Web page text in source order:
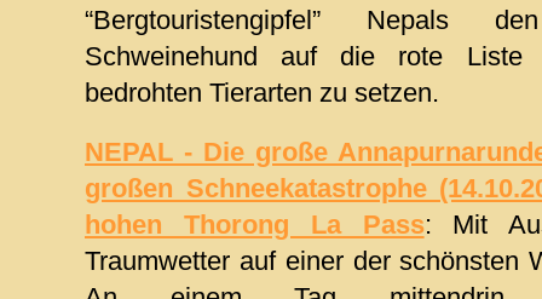
“Bergtouristengipfel” Nepals
Schweinehund auf die rote Liste
bedrohten Tierarten zu setzen.
NEPAL - Die große
großen Schneekatastrophe
hohen Thorong La Pass: Mit
Traumwetter auf einer der schönsten